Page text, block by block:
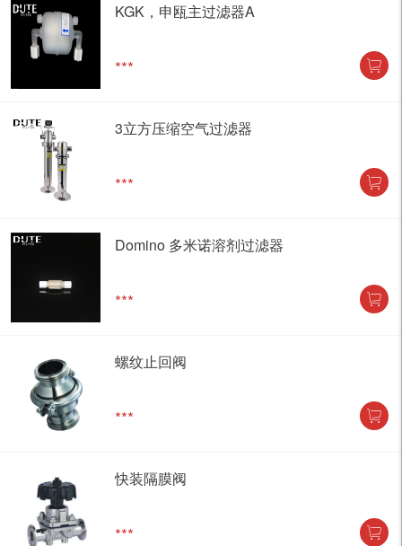
KGK，申瓯主过滤器A
***
3立方压缩空气过滤器
***
Domino 多米诺溶剂过滤器
***
螺纹止回阀
***
快装隔膜阀
***